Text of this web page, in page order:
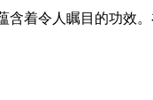
着令人瞩目的功效